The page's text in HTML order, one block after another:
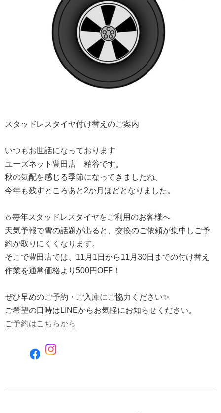
スタッドレスタイヤ付け替えのご案内
いつもお世話になっております
ユーズネット豊田店 粕谷です。
秋の気配を感じる季節になってきましたね。
今年も残すところあと2か月ほどとなりました。
⛄️毎年スタッドレスタイヤをご利用のお客様へ
天気予報で雪の話題が出ると、交換のご依頼が集中しご予
約が取りにくくなります。
そこで豊田店では、11月1日から11月30日までの付け替え
作業を通常価格より500円OFF！
ぜひ早めのご予約・ご入庫にご協力ください✨
ご希望の日時はLINEからお気軽にお知らせください。
ご予約はこちらから
F